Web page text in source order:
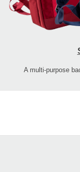
A multi-purpose